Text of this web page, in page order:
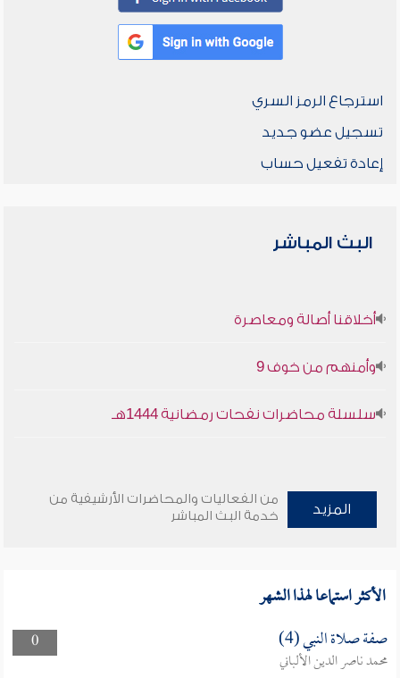
استرجاع الرمز السري
تسجيل عضو جديد
إعادة تفعيل حساب
البث المباشر
أخلاقنا أصالة ومعاصرة
وأمنهم من خوف 9
سلسلة محاضرات نفحات رمضانية 1444هـ
المزيد
من الفعاليات والمحاضرات الأرشيفية من
خدمة البث المباشر
الأكثر استماعا لهذا الشهر
0 صفة صلاة النبي (4)
محمد ناصر الدين الألباني